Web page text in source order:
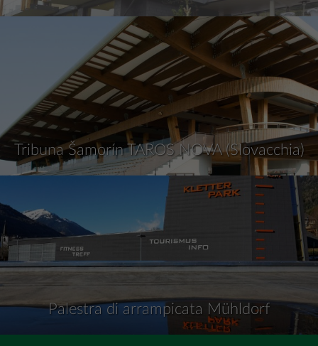
Tribuna Šamorín TAROS NOVA (Slovacchia)
Palestra di arrampicata Mühldorf